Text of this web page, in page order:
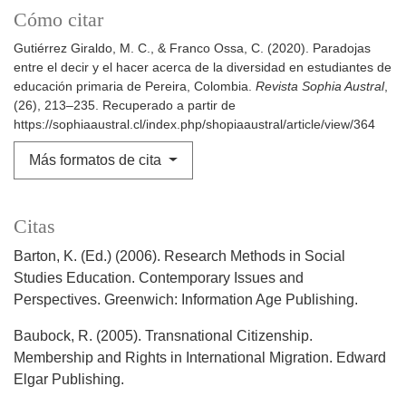
Cómo citar
Gutiérrez Giraldo, M. C., & Franco Ossa, C. (2020). Paradojas
entre el decir y el hacer acerca de la diversidad en estudiantes de
educación primaria de Pereira, Colombia. Revista Sophia Austral,
(26), 213–235. Recuperado a partir de
https://sophiaaustral.cl/index.php/shopiaaustral/article/view/364
Más formatos de cita
Citas
Barton, K. (Ed.) (2006). Research Methods in Social
Studies Education. Contemporary Issues and
Perspectives. Greenwich: Information Age Publishing.
Baubock, R. (2005). Transnational Citizenship.
Membership and Rights in International Migration. Edward
Elgar Publishing.